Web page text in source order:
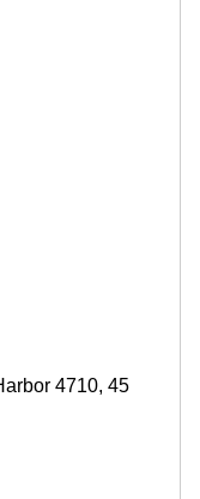
4710, 45